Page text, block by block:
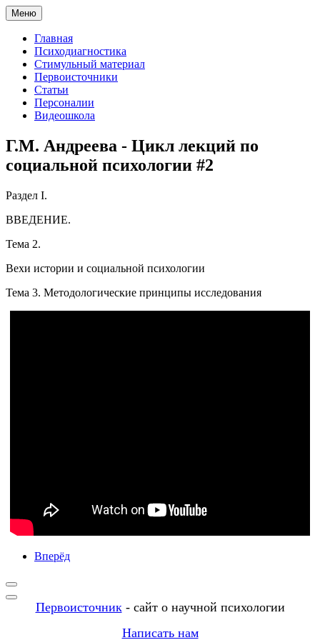
Меню
Главная
Психодиагностика
Стимульный материал
Первоисточники
Статьи
Персоналии
Видеошкола
Г.М. Андреева - Цикл лекций по
социальной психологии #2
Раздел I.
ВВЕДЕНИЕ.
Тема 2.
Вехи истории и социальной психологии
Тема 3. Методологические принципы исследования
Вперёд
Первоисточник- сайт о научной психологии
Написать нам